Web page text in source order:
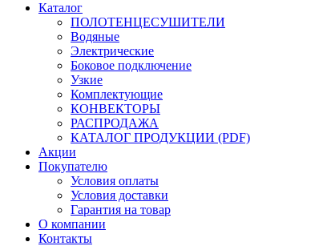
Каталог
ПОЛОТЕНЦЕСУШИТЕЛИ
Водяные
Электрические
Боковое подключение
Узкие
Комплектующие
КОНВЕКТОРЫ
РАСПРОДАЖА
КАТАЛОГ ПРОДУКЦИИ (PDF)
Акции
Покупателю
Условия оплаты
Условия доставки
Гарантия на товар
О компании
Контакты